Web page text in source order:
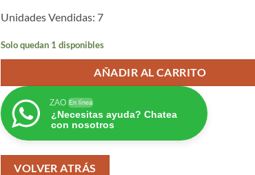
Unidades Vendidas: 7
Solo quedan 1 disponibles
AÑADIR AL CARRITO
ZAO En línea
¿Necesitas ayuda? Chatea
con nosotros
VOLVER ATRÁS